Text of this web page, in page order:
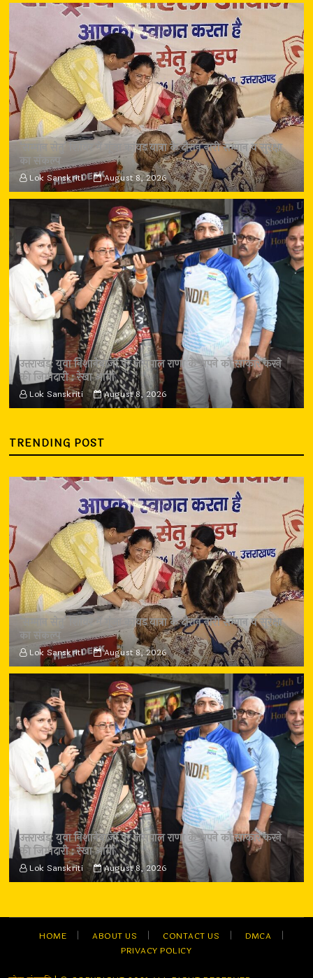
‘सम्मान सेतु’ शिविर में गूंजा कांवड़ यात्रा के दौरान नारी सम्मान व सुरक्षा
का संकल्प
Lok Sanskriti August 8, 2026
उत्तराखंड: युवा निशानेबाजों पर जसपाल राणा के सपने को साकार करने
की जिम्मेदारी : रेखा आर्या
Lok Sanskriti August 8, 2026
TRENDING POST
‘सम्मान सेतु’ शिविर में गूंजा कांवड़ यात्रा के दौरान नारी सम्मान व सुरक्षा
का संकल्प
Lok Sanskriti August 8, 2026
उत्तराखंड: युवा निशानेबाजों पर जसपाल राणा के सपने को साकार करने
की जिम्मेदारी : रेखा आर्या
Lok Sanskriti August 8, 2026
HOME ABOUT US CONTACT US
DMCA
PRIVACY POLICY